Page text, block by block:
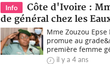
Info
Côte d'Ivoire :
de général chez les
Mme Zouzou
promue au
première femme
il y a 4 ans